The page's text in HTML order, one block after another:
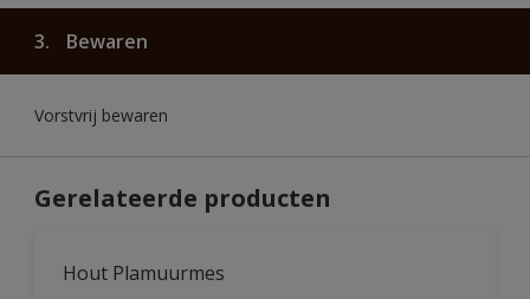
3. Bewaren
Vorstvrij bewaren
Gerelateerde producten
Hout Plamuurmes